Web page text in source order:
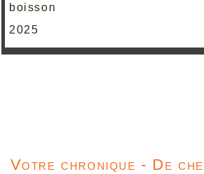
boisson
2025
Votre chronique - De